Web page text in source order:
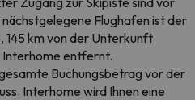
Flughafen ist der
145 km von der Unterkunft
entfernt.
Buchungsbetrag vor der
Interhome wird Ihnen eine